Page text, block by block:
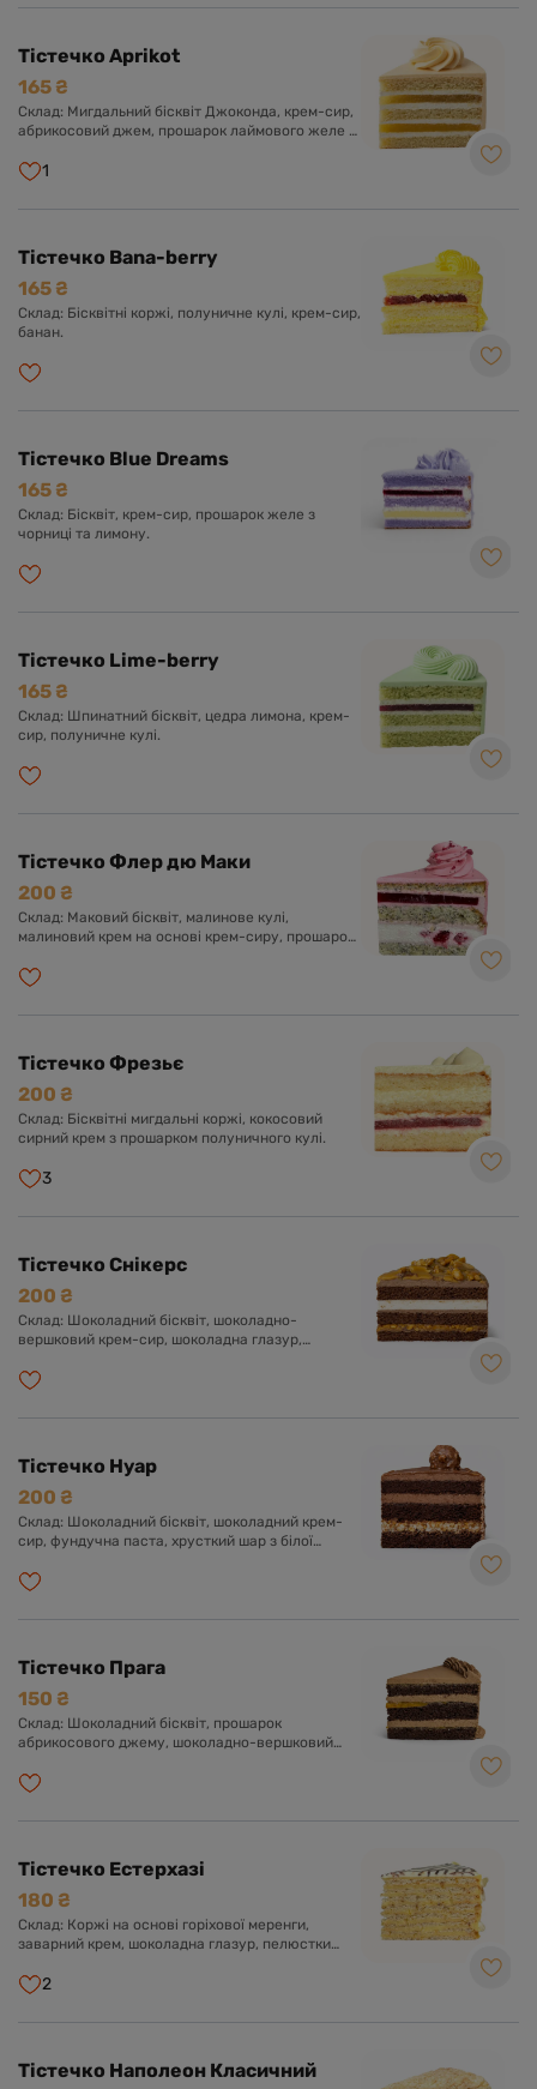
Тістечко Aprikot
165 ₴
Склад: Мигдальний бісквіт Джоконда, крем-сир,
абрикосовий джем, прошарок лаймового желе з
1
Тістечко Bana-berry
165 ₴
Склад: Бісквітні коржі, полуничне кулі, крем-сир,
банан.
Тістечко Blue Dreams
165 ₴
Склад: Бісквіт, крем-сир, прошарок желе з
чорниці та лимону.
Тістечко Lime-berry
165 ₴
Склад: Шпинатний бісквіт, цедра лимона, крем-
сир, полуничне кулі.
Тістечко Флер дю Маки
200 ₴
Склад: Маковий бісквіт, малинове кулі,
малиновий крем на основі крем-сиру, прошарок
Тістечко Фрезьє
200 ₴
Склад: Бісквітні мигдальні коржі, кокосовий
сирний крем з прошарком полуничного кулі.
3
Тістечко Снікерс
200 ₴
Склад: Шоколадний бісквіт, шоколадно-
вершковий крем-сир, шоколадна глазур,
Тістечко Нуар
200 ₴
Склад: Шоколадний бісквіт, шоколадний крем-
сир, фундучна паста, хрусткий шар з білої
шоколадом і фундуком.
Тістечко Прага
150 ₴
Склад: Шоколадний бісквіт, прошарок
абрикосового джему, шоколадно-вершковий
Тістечко Естерхазі
180 ₴
Склад: Коржі на основі горіхової меренги,
заварний крем, шоколадна глазур, пелюстки
2
Тістечко Наполеон Класичний